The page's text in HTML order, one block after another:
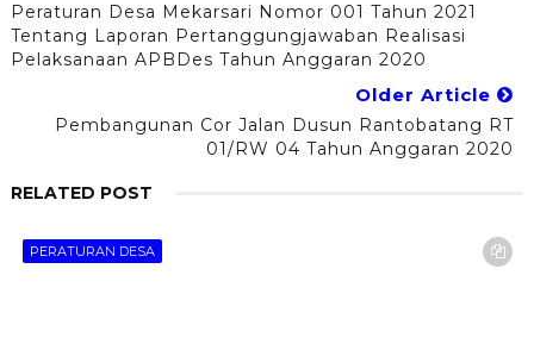
Peraturan Desa Mekarsari Nomor 001 Tahun 2021
Tentang Laporan Pertanggungjawaban Realisasi
Pelaksanaan APBDes Tahun Anggaran 2020
Older Article
Pembangunan Cor Jalan Dusun Rantobatang RT
01/RW 04 Tahun Anggaran 2020
RELATED POST
PERATURAN DESA